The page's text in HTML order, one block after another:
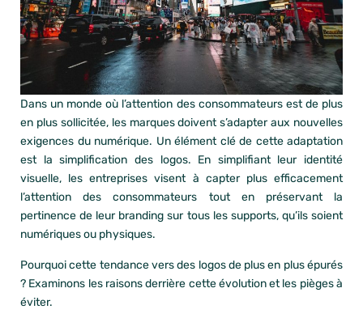
Dans un monde où l’attention des consommateurs est de plus
en plus sollicitée, les marques doivent s’adapter aux nouvelles
exigences du numérique. Un élément clé de cette adaptation
est la simplification des logos. En simplifiant leur identité
visuelle, les entreprises visent à capter plus efficacement
l’attention des consommateurs tout en préservant la
pertinence de leur branding sur tous les supports, qu’ils soient
numériques ou physiques.
Pourquoi cette tendance vers des logos de plus en plus épurés
? Examinons les raisons derrière cette évolution et les pièges à
éviter.